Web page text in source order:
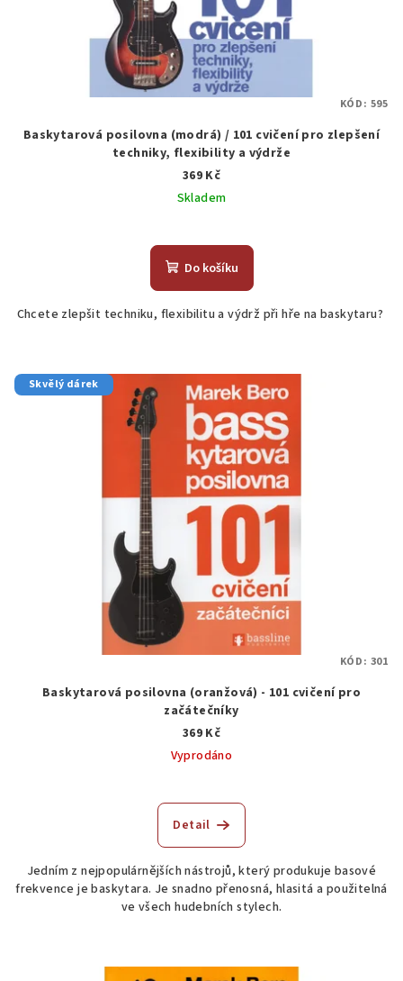
Baskytarová posilovna (modrá) / 101 cvičení pro zlepšení
techniky, flexibility a výdrže
369 Kč
Skladem
Do košíku
Chcete zlepšit techniku, flexibilitu a výdrž při hře na baskytaru?
KÓD: 595
Skvělý dárek
Baskytarová posilovna (oranžová) - 101 cvičení pro
začátečníky
369 Kč
Vyprodáno
Detail
Jedním z nejpopulárnějších nástrojů, který produkuje basové
frekvence je baskytara. Je snadno přenosná, hlasitá a použitelná
ve všech hudebních stylech.
KÓD: 301